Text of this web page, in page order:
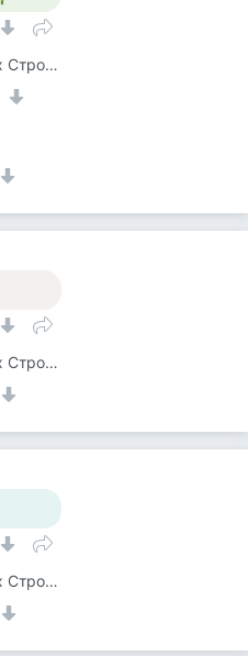
Разрушитель Устричных Строевых Стереотипов
Разрушитель Устричных Строевых Стереотипов
Разрушитель Устричных Строевых Стереотипов